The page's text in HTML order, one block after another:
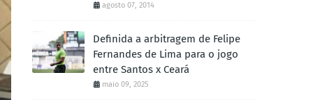
agosto 07, 2014
Definida a arbitragem de Felipe
Fernandes de Lima para o jogo
entre Santos x Ceará
maio 09, 2025